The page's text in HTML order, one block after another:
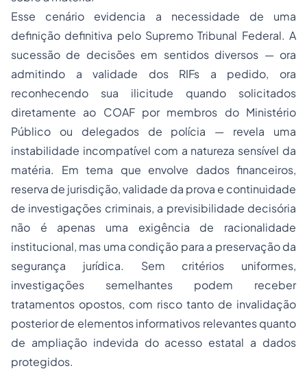
Esse cenário evidencia a necessidade de uma
definição definitiva pelo Supremo Tribunal Federal. A
sucessão de decisões em sentidos diversos — ora
admitindo a validade dos RIFs a pedido, ora
reconhecendo sua ilicitude quando solicitados
diretamente ao COAF por membros do Ministério
Público ou delegados de polícia — revela uma
instabilidade incompatível com a natureza sensível da
matéria. Em tema que envolve dados financeiros,
reserva de jurisdição, validade da prova e continuidade
de investigações criminais, a previsibilidade decisória
não é apenas uma exigência de racionalidade
institucional, mas uma condição para a preservação da
segurança jurídica. Sem critérios uniformes,
investigações semelhantes podem receber
tratamentos opostos, com risco tanto de invalidação
posterior de elementos informativos relevantes quanto
de ampliação indevida do acesso estatal a dados
protegidos.